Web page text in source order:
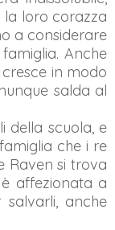
la loro corazza
a considerare
Anche
in modo
salda al
della scuola, e
che i re
Raven si trova
affezionata a
anche